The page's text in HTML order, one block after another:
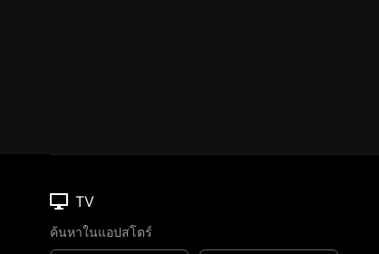
TV
ค้นหาในแอปสโตร์